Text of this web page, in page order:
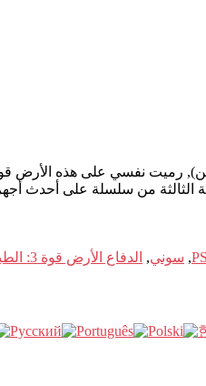
الثالثة من سلسلة على أحدث
, سوني, الدفاع الأرض قوة 3: الطبعة الأسرة